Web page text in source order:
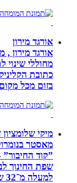
אורגד מירון
אורגד מירון ,
מחוללי שינוי
בזום מכל מקום .
מיקי שלומציון זוהר
מאסטר
”קוד החיבור” -
שפת החינוך לבין
למעלה מ־32 שנים בעולם החינוך.